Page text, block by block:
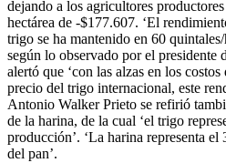
dejando a los agricultores
hectárea de -$177.607. ‘El
trigo se ha mantenido en 60
según lo observado por el presidente
alertó que ‘con las alzas en los
precio del trigo internacional, este
Antonio Walker Prieto se refirió
de la harina, de la cual ‘el trigo
producción’. ‘La harina representa
del pan’.